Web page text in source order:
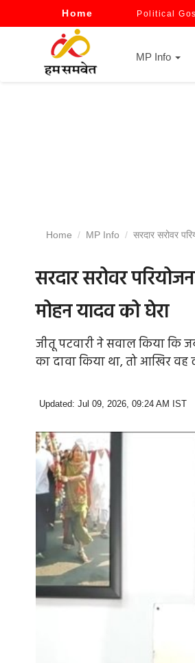
Home Political
MP Info
Home MP Info सरदार सरोवर
सरदार सरोवर
मोहन यादव को घेरा
जीतू पटवारी ने सवाल किया कि
का दावा किया था, तो आखिर वह
Updated: Jul 09, 2026, 09:24 AM IST